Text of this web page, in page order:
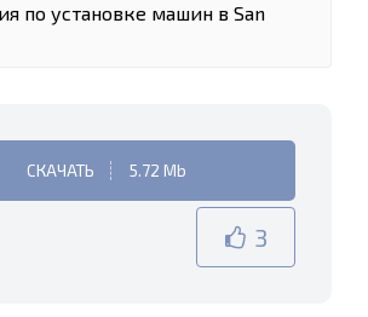
по установке машин в San
СКАЧАТЬ 5.72 Mb
3